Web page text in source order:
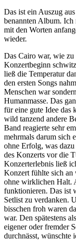
Das ist ein Auszug
benannten Album. Ich
mit den Worten
wieder.
Das Cairo war, wie
Konzertbeginn
ließ die Temperatur
den ersten Songs
Menschen war
Humanmasse. Das
für eine gute Idee das
wild tanzend andere
Band reagierte sehr
mehrmals darum sich
ohne Erfolg, was
des Konzerts vor die
Konzerterlebnis ließ
Konzert fühlte sich an
ohne wirklichen Halt.
funktionieren. Das ist
Setlist zu verdanken.
bisschen froh waren
war. Den spätestens
eigener oder fremder
durchnässt, wünschte